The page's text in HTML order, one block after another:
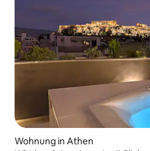
Wohnung in Athen